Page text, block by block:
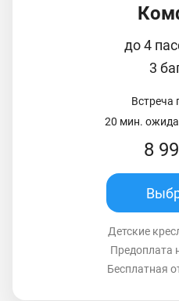
до 4
3
Встреча
20 мин.
8
Детские
Предоплата
Бесплатная